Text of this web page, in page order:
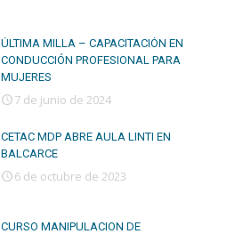
ÚLTIMA MILLA – CAPACITACIÓN EN
CONDUCCIÓN PROFESIONAL PARA
MUJERES
7 de junio de 2024
CETAC MDP ABRE AULA LINTI EN
BALCARCE
6 de octubre de 2023
CURSO MANIPULACION DE